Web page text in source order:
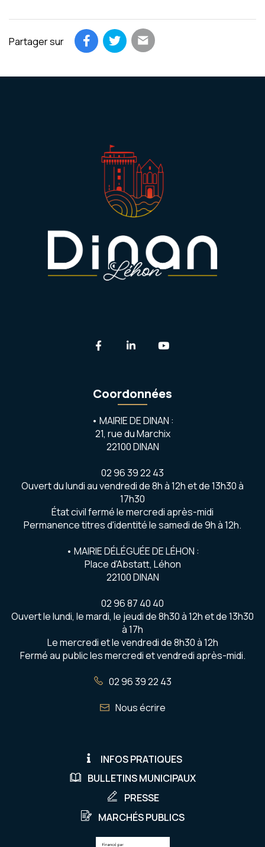
Partager sur Partager sur Facebook
Partager sur Twitter
Partager par email
Lien vers le compte Facebook
Lien vers le compte
Coordonnées
• MAIRIE DE DINAN :
21, rue du Marchix
22100 DINAN
02 96 39 22 43
Ouvert du lundi au vendredi de 8h à 12h et de 13h30 à
17h30
État civil fermé le mercredi après-midi
Permanence titres d'identité le samedi de 9h à 12h.
• MAIRIE DÉLÉGUÉE DE LÉHON :
Place d'Abstatt, Léhon
22100 DINAN
02 96 87 40 40
Ouvert le lundi, le mardi, le jeudi de 8h30 à 12h et de 13h30
à 17h
Le mercredi et le vendredi de 8h30 à 12h
Fermé au public les mercredi et vendredi après-midi.
02 96 39 22 43
Nous écrire
INFOS PRATIQUES
BULLETINS MUNICIPAUX
PRESSE
MARCHÉS PUBLICS